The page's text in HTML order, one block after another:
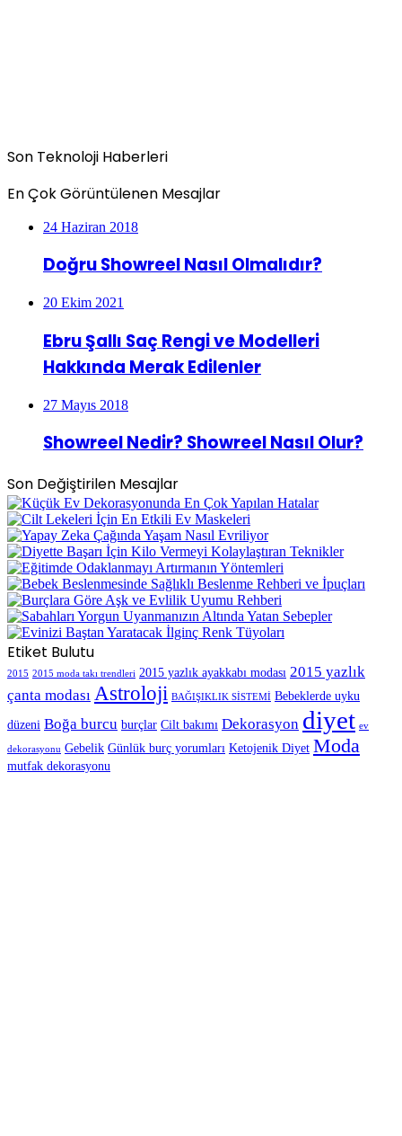
Son Teknoloji Haberleri
En Çok Görüntülenen Mesajlar
24 Haziran 2018
Doğru Showreel Nasıl Olmalıdır?
20 Ekim 2021
Ebru Şallı Saç Rengi ve Modelleri
Hakkında Merak Edilenler
27 Mayıs 2018
Showreel Nedir? Showreel Nasıl Olur?
Son Değiştirilen Mesajlar
Etiket Bulutu
2015 2015 moda takı trendleri 2015 yazlık ayakkabı modası 2015 yazlık
çanta modası Astroloji BAĞIŞIKLIK SİSTEMİ Bebeklerde uyku
düzeni Boğa burcu burçlar Cilt bakımı Dekorasyon diyet ev
dekorasyonu Gebelik Günlük burç yorumları Ketojenik Diyet Moda
mutfak dekorasyonu